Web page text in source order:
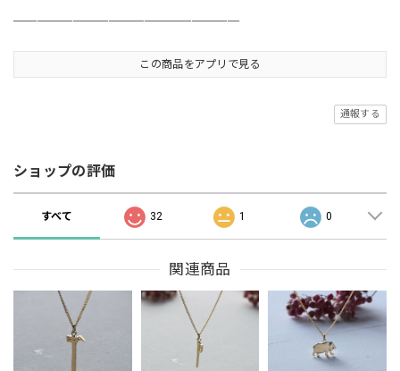
この商品をアプリで見る
通報する
ショップの評価
すべて 32 1 0
関連商品